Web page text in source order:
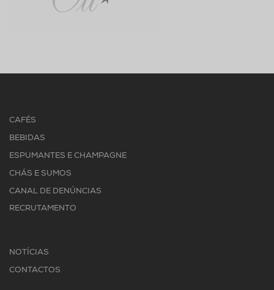
CAFÉS
BEBIDAS
ESPUMANTES E CHAMPAGNE
CHÁS E SUMOS
CANAL DE DENÚNCIAS
RECRUTAMENTO
NOTÍCIAS
CONTACTOS